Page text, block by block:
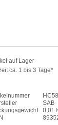
auf Lager
ca. 1 bis 3 Tage*
SAB
0,01